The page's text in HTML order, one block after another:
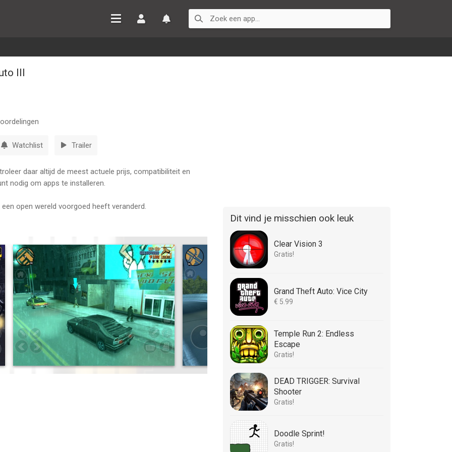
III
Watchlist Trailer
daar altijd de meest actuele prijs, compatibiliteit en
nodig om apps te installeren.
open wereld voorgoed heeft veranderd.
van de meest invloedrijke titels uit de game-geschiedenis. De
kaskraker Grand Theft Auto III wordt nu uitgebracht voor
misdaadwereld van Grand Theft Auto III met een
personages uit alle lagen van de bevolking en een complete
die het open wereld-genre op de kaart heeft gezet, niet
ook door de bekende acteurs die de rollen inspraken, de
soundtrack.
en Japans.
Dit vind je misschien ook leuk
Clear Vision 3
Gratis!
Grand Theft Auto: Vice City
€ 5.99
Temple Run 2: Endless
Escape
Gratis!
DEAD TRIGGER: Survival
Shooter
Gratis!
Doodle Sprint!
Gratis!